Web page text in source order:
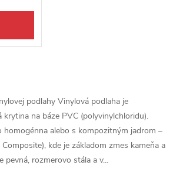
podlahy Vinylová podlaha je
na báze PVC (polyvinylchloridu).
homogénna alebo s kompozitným jadrom –
kde je základom zmes kameňa a
pevná, rozmerovo stála a v...